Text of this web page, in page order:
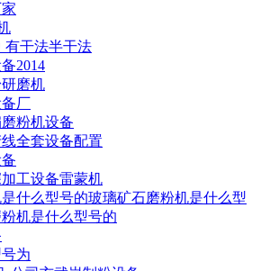
有干法半干法
2014
研磨机
厂
粉机设备
全套设备配置
工设备雷蒙机
什么型号的玻璃矿石磨粉机是什么型
机是什么型号的
为